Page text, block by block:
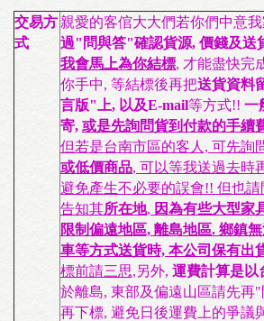
交易方
式
親愛的客倌大大們若你們中意
過"問與答"確認貨源, 價錢及送
我會馬上為你結標, 才能盡快完
你手中, 等結標後再把送貨資料
言版"上, 以及E-mail等方式!! 一
寄, 或是先詢問貨到付款的手續
但若是台南市區的客人, 可先詢
或低價商品, 可以等我送過去時
避免產生不必要的誤會!! 但也
告知其所在地, 因為有些大型家
限制偏遠地區, 離島地區. 鄉鎮
車等方式送貨時, 本公司保有出
標前請三思,另外, 運費計算是以
於離島, 東部及偏遠山區請先再
再下標, 避免日後運費上的爭議